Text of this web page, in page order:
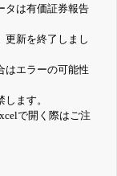
タは有価証券報告
更新を終了しまし
はエラーの可能性
ます。
で開く際はご注